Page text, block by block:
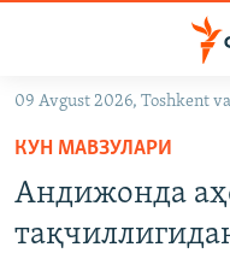
Асосий
навигацияга
ўтинг
Қидиришга
OZODARXIV
09 Avgust 2026, Toshkent
КУН МАВЗУЛАРИ
Андижонда